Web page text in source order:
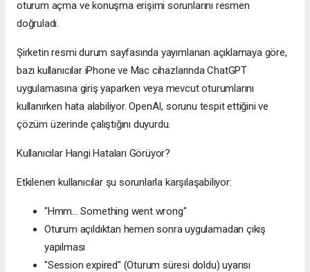
oturum açma ve konuşma erişimi sorunlarını resmen
doğruladı.
Şirketin resmi durum sayfasında yayımlanan açıklamaya göre,
bazı kullanıcılar iPhone ve Mac cihazlarında ChatGPT
uygulamasına giriş yaparken veya mevcut oturumlarını
kullanırken hata alabiliyor. OpenAI, sorunu tespit ettiğini ve
çözüm üzerinde çalıştığını duyurdu.
Kullanıcılar Hangi Hataları Görüyor?
Etkilenen kullanıcılar şu sorunlarla karşılaşabiliyor:
"Hmm... Something went wrong"
Oturum açıldıktan hemen sonra uygulamadan çıkış
yapılması
"Session expired" (Oturum süresi doldu) uyarısı